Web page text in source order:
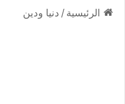
الرئيسية / دنيا ودين